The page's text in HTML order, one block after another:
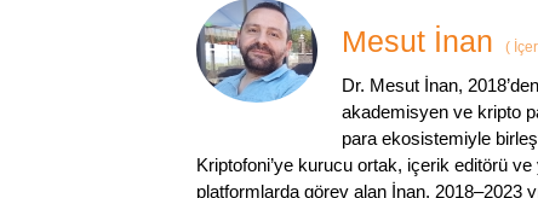
Mesut İnan (
Dr. Mesut İnan,
akademisyen ve kripto
para ekosistemiyle
Kriptofoni’ye kurucu ortak, içerik editörü
platformlarda görev alan İnan, 2018–2023